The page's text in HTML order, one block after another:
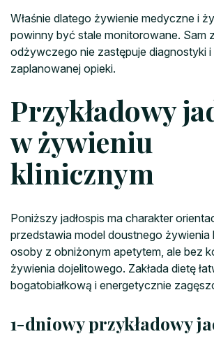
Właśnie dlatego żywienie medyczne i
powinny być stale monitorowane. Sam
odżywczego nie zastępuje diagnostyki
zaplanowanej opieki.
Przykładowy
w żywieniu
klinicznym
Poniższy jadłospis ma charakter
przedstawia model doustnego żywienia
osoby z obniżonym apetytem, ale bez
żywienia dojelitowego. Zakłada dietę
bogatobiałkową i energetycznie
1-dniowy przykładowy